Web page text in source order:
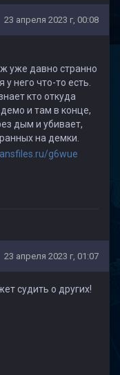
23 апреля 2023 г, 00:08
уже давно странно
него что-то есть.
кто откуда
и там в конце,
дым и убивает,
на демки.
g6wue
23 апреля 2023 г, 01:07
судить о других!